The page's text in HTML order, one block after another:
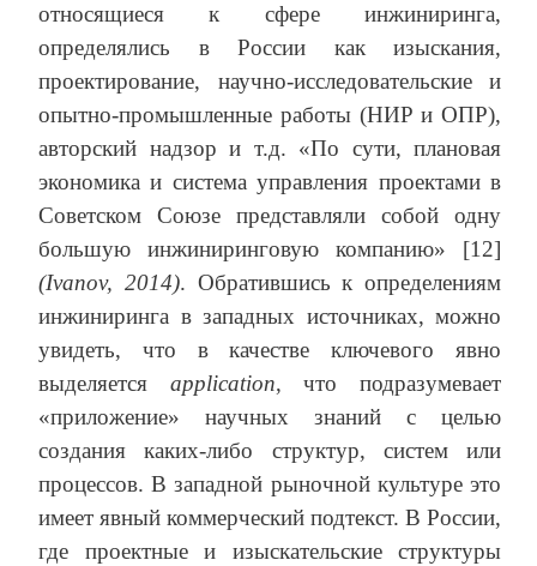
относящиеся к сфере инжиниринга,
определялись в России как изыскания,
проектирование, научно-исследовательские и
опытно-промышленные работы (НИР и ОПР),
авторский надзор и т.д. «По сути, плановая
экономика и система управления проектами в
Советском Союзе представляли собой одну
большую инжиниринговую компанию» [12]
(Ivanov, 2014). Обратившись к определениям
инжиниринга в западных источниках, можно
увидеть, что в качестве ключевого явно
выделяется application, что подразумевает
«приложение» научных знаний с целью
создания каких-либо структур, систем или
процессов. В западной рыночной культуре это
имеет явный коммерческий подтекст. В России,
где проектные и изыскательские структуры